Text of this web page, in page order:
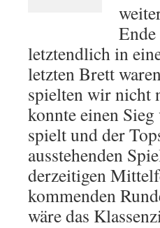
letztendlich in
letzten Brett
spielten wir nicht
konnte einen
spielt und der
ausstehenden
derzeitigen
kommenden
wäre das